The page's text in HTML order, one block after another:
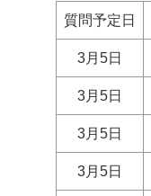
質問予定日
3月5日
3月5日
3月5日
3月5日